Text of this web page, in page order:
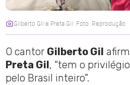
Gilberto Gil e Preta Gil. Foto: Reprodução
O cantor Gilberto Gil
Preta Gil , “tem o
pelo Brasil inteiro”.